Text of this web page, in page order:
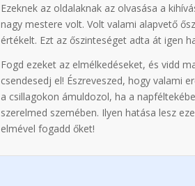
Ezeknek az oldalaknak az olvasása a
nagy mestere volt. Volt valami alapvető
értékelt. Ezt az őszinteséget adta át igen
Fogd ezeket az elmélkedéseket, és vidd
csendesedj el! Észreveszed, hogy valami
a csillagokon ámuldozol, ha a
szerelmed szemében. Ilyen hatása lesz
elmével fogadd őket!